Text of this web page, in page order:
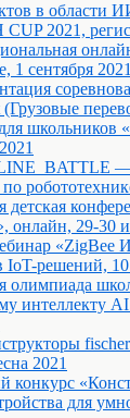
в области
2021,
1 сентября
школьников
детская
онлайн, 29-30
«ZigBee
IoT-решений,
олимпиада
интеллекту
2021
конкурс
для